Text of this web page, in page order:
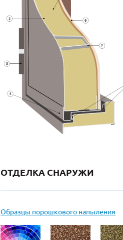
ОТДЕЛКА СНАРУЖИ
Образцы порошкового напыления